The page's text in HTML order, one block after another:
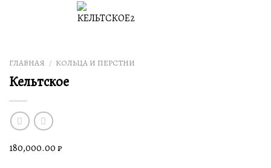
ГЛАВНАЯ / КОЛЬЦА И ПЕРСТНИ
Кельтское
180,000.00₽